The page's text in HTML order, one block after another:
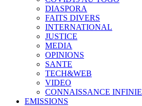
DIASPORA
FAITS DIVERS
INTERNATIONAL
JUSTICE
MEDIA
OPINIONS
SANTE
TECH&WEB
VIDEO
CONNAISSANCE INFINIE
EMISSIONS